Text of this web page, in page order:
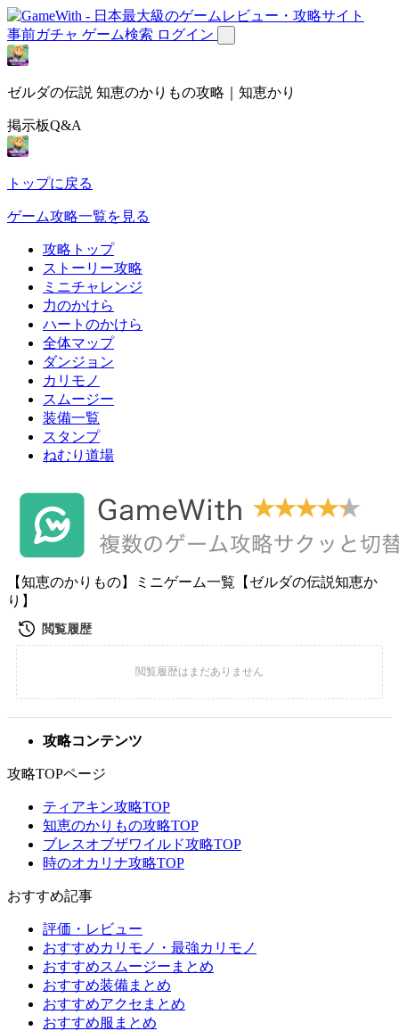
事前ガチャ ゲーム検索 ログイン
ゼルダの伝説 知恵のかりもの攻略｜知恵かり
掲示板Q&A
トップに戻る
ゲーム攻略一覧を見る
攻略トップ
ストーリー攻略
ミニチャレンジ
力のかけら
ハートのかけら
全体マップ
ダンジョン
カリモノ
スムージー
装備一覧
スタンプ
ねむり道場
【知恵のかりもの】ミニゲーム一覧【ゼルダの伝説知恵か
り】
攻略コンテンツ
攻略TOPページ
ティアキン攻略TOP
知恵のかりもの攻略TOP
ブレスオブザワイルド攻略TOP
時のオカリナ攻略TOP
おすすめ記事
評価・レビュー
おすすめカリモノ・最強カリモノ
おすすめスムージーまとめ
おすすめ装備まとめ
おすすめアクセまとめ
おすすめ服まとめ